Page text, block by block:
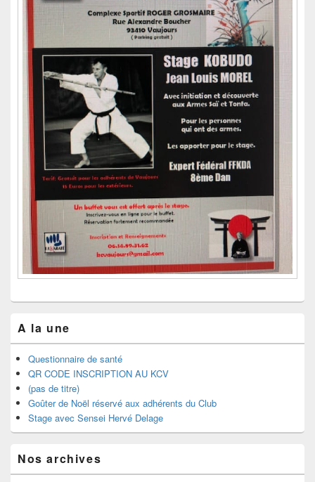
A la une
Questionnaire de santé
QR CODE INSCRIPTION AU KCV
(pas de titre)
Goûter de Noël réservé aux adhérents du Club
Stage avec Sensei Hervé Delage
Nos archives